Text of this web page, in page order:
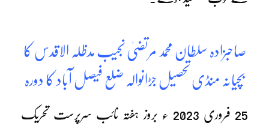
صاحبزادہ سلطان محمد مرتضیٰ نجیب مدظلہ الاقدس کا
بچیانہ منڈی تحصیل جڑانوالہ ضلع فیصل آباد کا دورہ
25 فروری 2023 ء بروز ہفتہ نائب سرپرست تحریک